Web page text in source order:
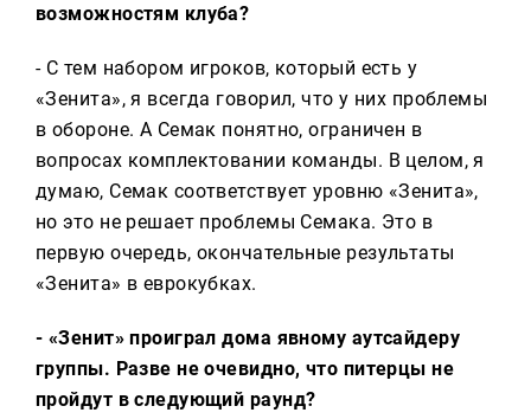
возможностям клуба?
- С тем набором игроков, который есть у
«Зенита», я всегда говорил, что у них проблемы
в обороне. А Семак понятно, ограничен в
вопросах комплектовании команды. В целом, я
думаю, Семак соответствует уровню «Зенита»,
но это не решает проблемы Семака. Это в
первую очередь, окончательные результаты
«Зенита» в еврокубках.
- «Зенит» проиграл дома явному аутсайдеру
группы. Разве не очевидно, что питерцы не
пройдут в следующий раунд?